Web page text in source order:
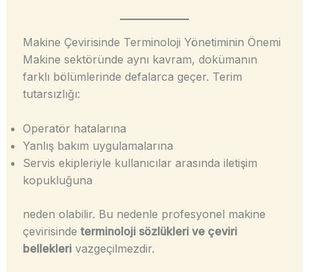
Makine Çevirisinde Terminoloji Yönetiminin Önemi
Makine sektöründe aynı kavram, dokümanın
farklı bölümlerinde defalarca geçer. Terim
tutarsızlığı:
Operatör hatalarına
Yanlış bakım uygulamalarına
Servis ekipleriyle kullanıcılar arasında iletişim
kopukluğuna
neden olabilir. Bu nedenle profesyonel makine
çevirisindeterminoloji sözlükleri ve çeviri
belleklerivazgeçilmezdir.